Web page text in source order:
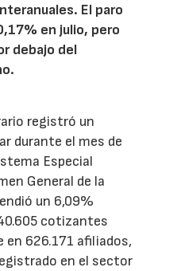
El paro
en julio, pero
debajo del
registró un
durante el mes de
Especial
General de la
un 6,09%
cotizantes
626.171 afiliados,
en el sector